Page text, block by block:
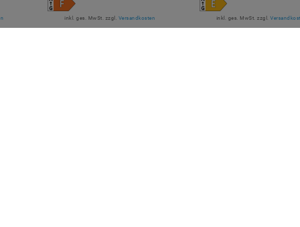
inkl. ges. MwSt. zzgl. Versandkosten inkl. ges. MwSt. zzgl.